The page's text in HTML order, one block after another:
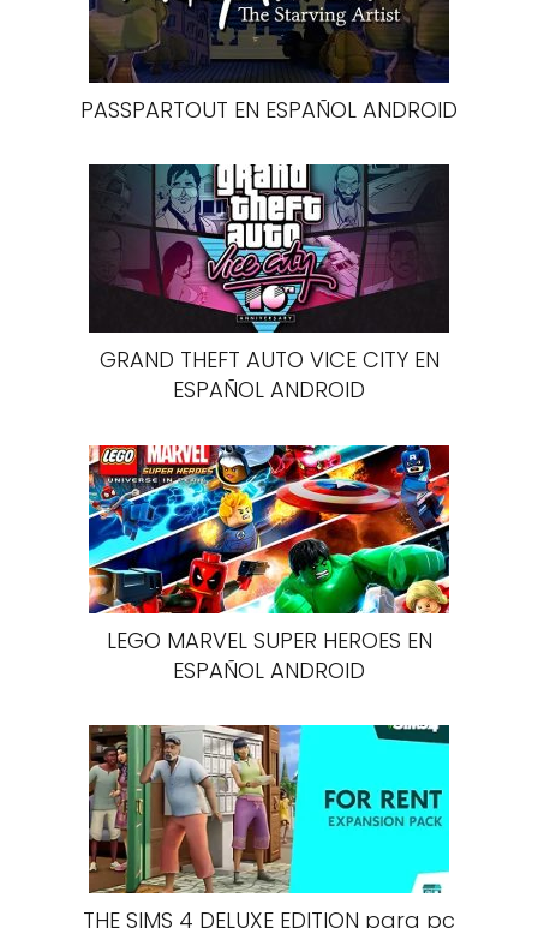
PASSPARTOUT EN ESPAÑOL ANDROID
GRAND THEFT AUTO VICE CITY EN
ESPAÑOL ANDROID
LEGO MARVEL SUPER HEROES EN
ESPAÑOL ANDROID
THE SIMS 4 DELUXE EDITION para pc